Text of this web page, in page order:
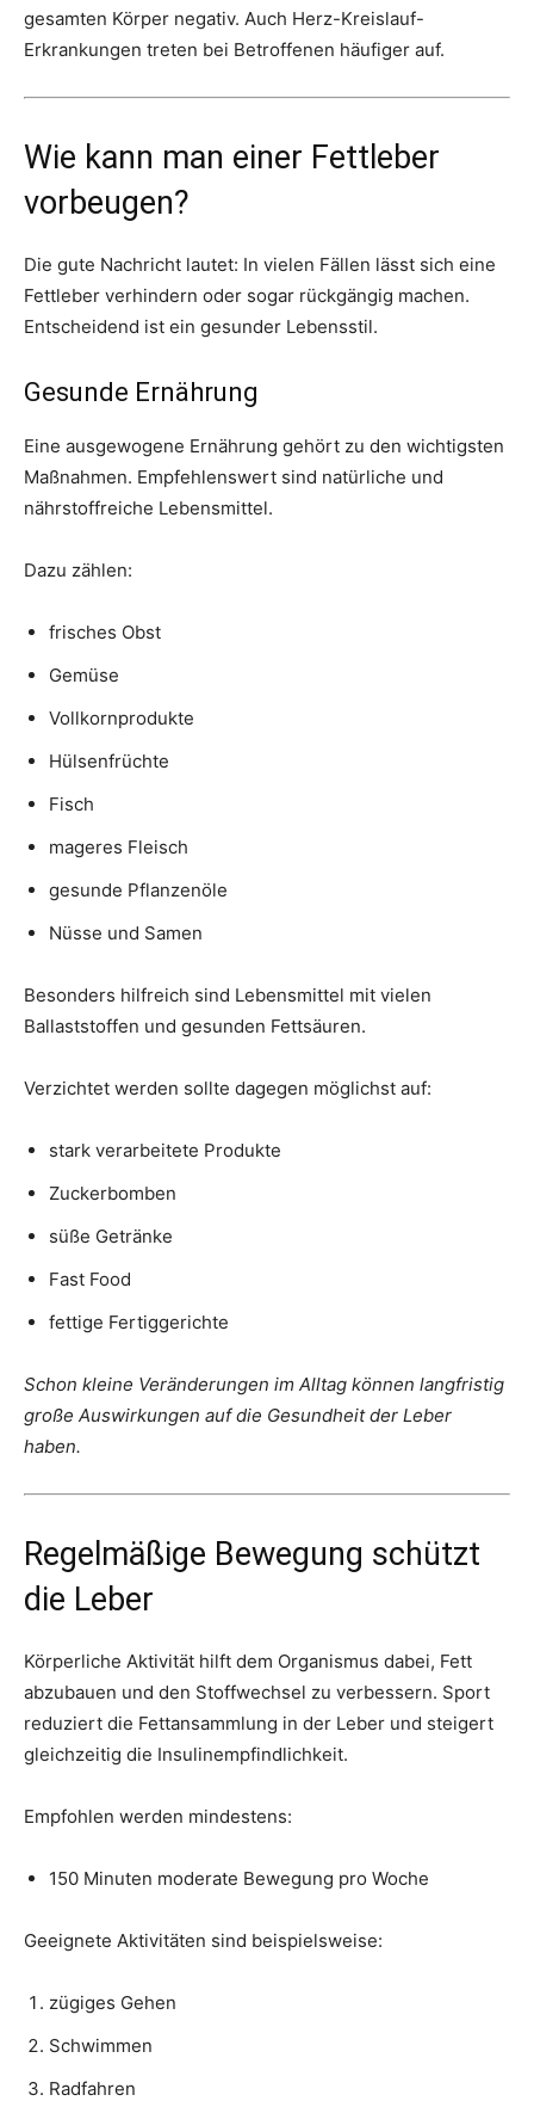
gesamten Körper negativ. Auch Herz-Kreislauf-
Erkrankungen treten bei Betroffenen häufiger auf.
Wie kann man einer Fettleber
vorbeugen?
Die gute Nachricht lautet: In vielen Fällen lässt sich eine
Fettleber verhindern oder sogar rückgängig machen.
Entscheidend ist ein gesunder Lebensstil.
Gesunde Ernährung
Eine ausgewogene Ernährung gehört zu den wichtigsten
Maßnahmen. Empfehlenswert sind natürliche und
nährstoffreiche Lebensmittel.
Dazu zählen:
frisches Obst
Gemüse
Vollkornprodukte
Hülsenfrüchte
Fisch
mageres Fleisch
gesunde Pflanzenöle
Nüsse und Samen
Besonders hilfreich sind Lebensmittel mit vielen
Ballaststoffen und gesunden Fettsäuren.
Verzichtet werden sollte dagegen möglichst auf:
stark verarbeitete Produkte
Zuckerbomben
süße Getränke
Fast Food
fettige Fertiggerichte
Schon kleine Veränderungen im Alltag können langfristig
große Auswirkungen auf die Gesundheit der Leber
haben.
Regelmäßige Bewegung schützt
die Leber
Körperliche Aktivität hilft dem Organismus dabei, Fett
abzubauen und den Stoffwechsel zu verbessern. Sport
reduziert die Fettansammlung in der Leber und steigert
gleichzeitig die Insulinempfindlichkeit.
Empfohlen werden mindestens:
150 Minuten moderate Bewegung pro Woche
Geeignete Aktivitäten sind beispielsweise:
zügiges Gehen
Schwimmen
Radfahren